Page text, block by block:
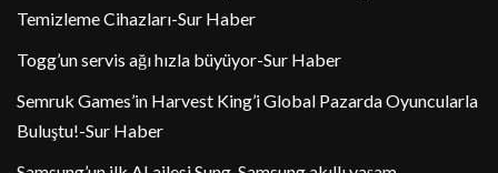
Temizleme Cihazları-Sur Haber
Togg’un servis ağı hızla büyüyor-Sur Haber
Semruk Games’in Harvest King’i Global Pazarda Oyuncularla
Buluştu!-Sur Haber